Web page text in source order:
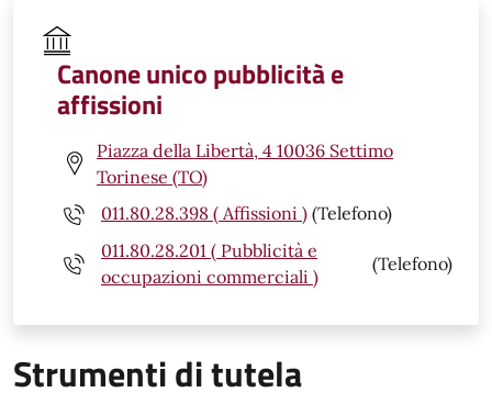
Canone unico pubblicità e
affissioni
Piazza della Libertà, 4 10036 Settimo
Torinese (TO)
011.80.28.398 ( Affissioni ) (Telefono)
011.80.28.201 ( Pubblicità e
occupazioni commerciali )
(Telefono)
Strumenti di tutela